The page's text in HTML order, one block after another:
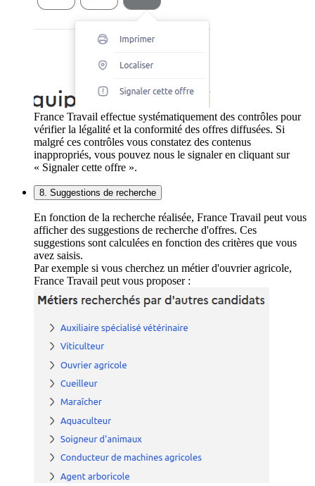
France Travail effectue systématiquement des contrôles pour
vérifier la légalité et la conformité des offres diffusées. Si
malgré ces contrôles vous constatez des contenus
inappropriés, vous pouvez nous le signaler en cliquant sur
« Signaler cette offre ».
8. Suggestions de recherche
En fonction de la recherche réalisée, France Travail peut vous
afficher des suggestions de recherche d'offres. Ces
suggestions sont calculées en fonction des critères que vous
avez saisis.
Par exemple si vous cherchez un métier d'ouvrier agricole,
France Travail peut vous proposer :